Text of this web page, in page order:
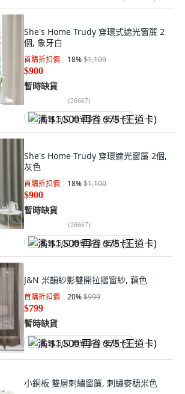
She's Home Trudy 穿環式遮光窗簾 2
個, 象牙白
首購折扣價 18%$1,100
$900
暫時缺貨
(26667)
满 $1,500 再省 $75 (王道卡)
She's Home Trudy 穿環遮光窗簾 2個,
灰色
首購折扣價 18%$1,100
$900
暫時缺貨
(26667)
满 $1,500 再省 $75 (王道卡)
J&N 米韻紗影雙開拉摺窗紗, 藕色
首購折扣價 20%$999
$799
暫時缺貨
满 $1,500 再省 $75 (王道卡)
小銅板 雙層刺繡窗簾, 刺繡麥穗米色